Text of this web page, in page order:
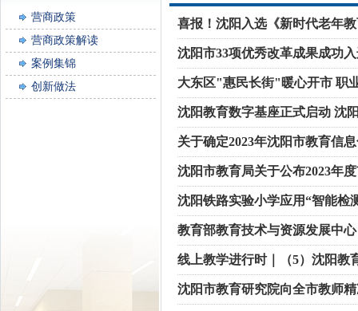
营商政策
营商政策解读
案例集锦
创新做法
喜报！沈阳入选《新时代老年
沈阳市33项优秀改革成果成功
大东区"惠民长街"暖心开市 职
沈阳教育数字基座正式启动 沈
关于确定2023年沈阳市教育信
沈阳市教育局关于公布2023年
沈阳铁路实验小学应用“智能检
教育部教育技术与资源发展中
线上教学进行时｜（5）沈阳教
沈阳市教育研究院向全市教师